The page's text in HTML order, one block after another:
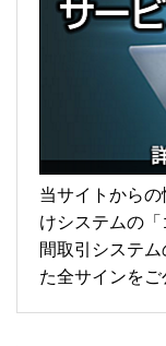
当サイトからの
けシステムの
間取引システ
た全サインをご